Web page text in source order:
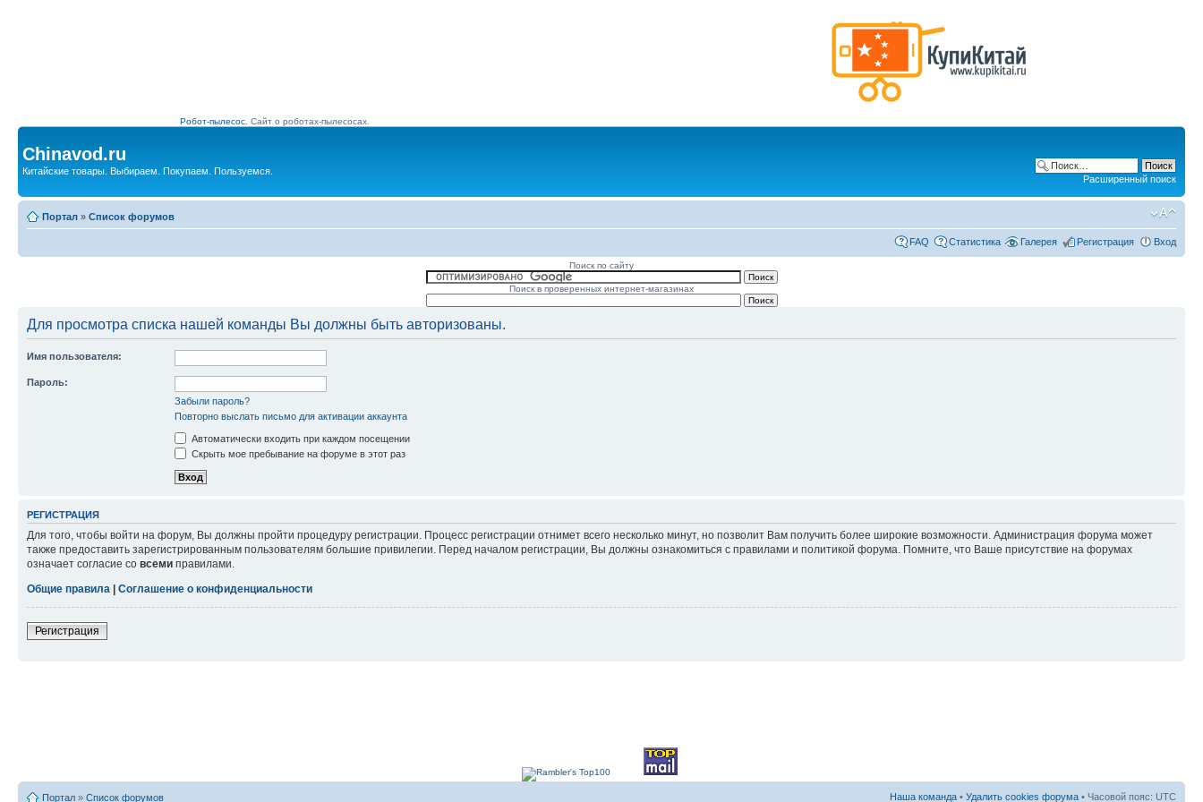
Робот-пылесос. Сайт о роботах-пылесосах.
Chinavod.ru
Китайские товары. Выбираем. Покупаем. Пользуемся.
Расширенный поиск
Портал » Список форумов
FAQ Статистика Галерея Регистрация Вход
Поиск по сайту
Поиск в проверенных интернет-магазинах
Для просмотра списка нашей команды Вы должны быть авторизованы.
Имя пользователя:
Пароль:
Забыли пароль?
Повторно выслать письмо для активации аккаунта
Автоматически входить при каждом посещении
Скрыть мое пребывание на форуме в этот раз
РЕГИСТРАЦИЯ
Для того, чтобы войти на форум, Вы должны пройти процедуру регистрации. Процесс регистрации отнимет всего несколько минут, но позволит Вам получить более широкие возможности. Администрация форума может
также предоставить зарегистрированным пользователям большие привилегии. Перед началом регистрации, Вы должны ознакомиться с правилами и политикой форума. Помните, что Ваше присутствие на форумах
означает согласие со всеми правилами.
Общие правила
Соглашение о конфиденциальности
Регистрация
Портал » Список форумов Наша команда • Удалить cookies форума • Часовой пояс: UTC